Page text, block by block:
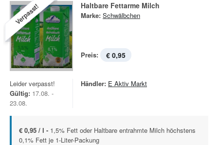
Verpasst! Haltbare Fettarme Milch
Marke: Schwälbchen
Preis: € 0,95
Leider verpasst!
Gültig: 17.08. -
23.08.
Händler: E Aktiv Markt
€ 0,95 / l - 1,5% Fett oder Haltbare entrahmte Milch höchstens
0,1% Fett je 1-Liter-Packung